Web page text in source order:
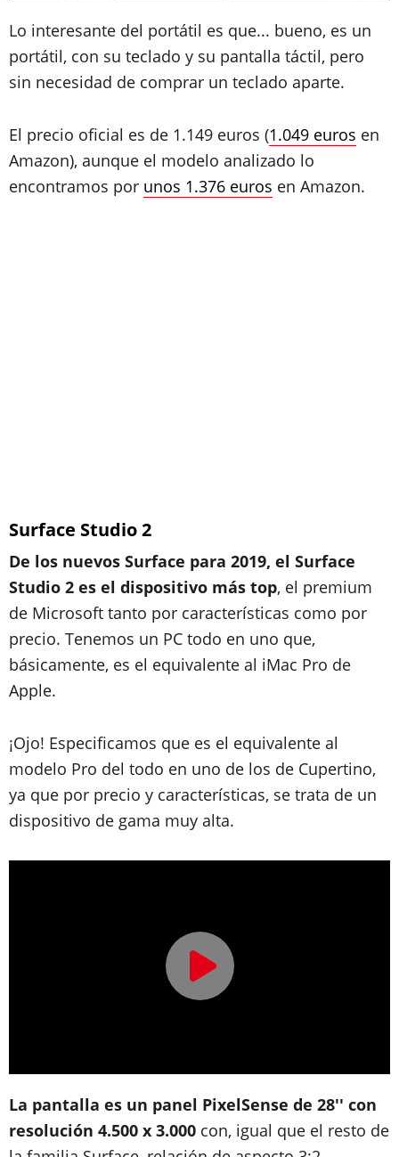
Lo interesante del portátil es que... bueno, es un
portátil, con su teclado y su pantalla táctil, pero
sin necesidad de comprar un teclado aparte.
El precio oficial es de 1.149 euros (1.049 euros en
Amazon), aunque el modelo analizado lo
encontramos por unos 1.376 euros en Amazon.
Surface Studio 2
De los nuevos Surface para 2019, el Surface
Studio 2 es el dispositivo más top, el premium
de Microsoft tanto por características como por
precio. Tenemos un PC todo en uno que,
básicamente, es el equivalente al iMac Pro de
Apple.
¡Ojo! Especificamos que es el equivalente al
modelo Pro del todo en uno de los de Cupertino,
ya que por precio y características, se trata de un
dispositivo de gama muy alta.
La pantalla es un panel PixelSense de 28'' con
resolución 4.500 x 3.000 con, igual que el resto de